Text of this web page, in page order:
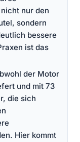
nur den
sondern
bessere
ist das
der Motor
und mit 73
die sich
Hier kommt